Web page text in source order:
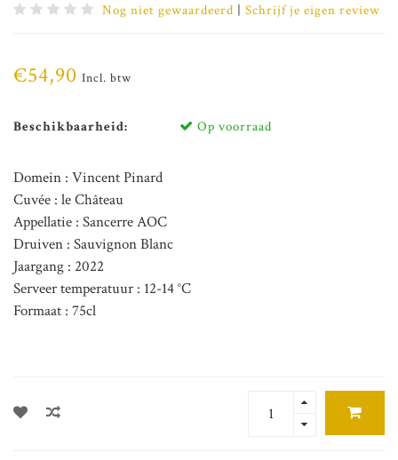
Nog niet gewaardeerd | Schrijf je eigen review
€54,90 Incl. btw
Beschikbaarheid: Op voorraad
Domein : Vincent Pinard
Cuvée : le Château
Appellatie : Sancerre AOC
Druiven : Sauvignon Blanc
Jaargang : 2022
Serveer temperatuur : 12-14 °C
Formaat : 75cl